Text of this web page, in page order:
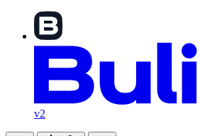
v2